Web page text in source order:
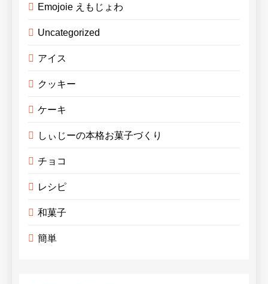
Emojoie えもじょわ
Uncategorized
アイス
クッキー
ケーキ
しぃじーの本格お菓子づくり
チョコ
レシピ
和菓子
簡単